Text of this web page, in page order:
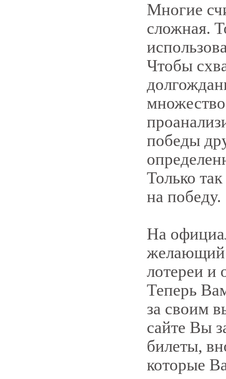
Многие
сложная.
Чтобы
победы
Только
на победу.
На
желающий
лотереи и
Теперь
за своим
сайте Вы
билеты,
которые